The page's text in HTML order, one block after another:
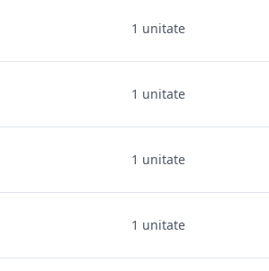
1 unitate
1 unitate
1 unitate
1 unitate